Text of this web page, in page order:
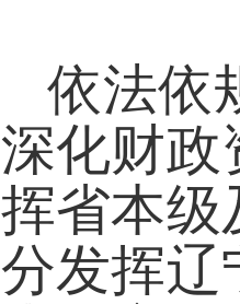
依法依
深化财政
挥省本级
分发挥辽